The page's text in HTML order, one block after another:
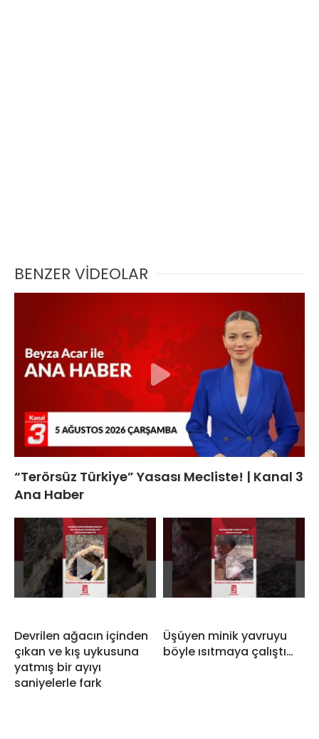
BENZER VİDEOLAR
“Terörsüz Türkiye” Yasası Mecliste! | Kanal 3
Ana Haber
Devrilen ağacın içinden
çıkan ve kış uykusuna
yatmış bir ayıyı
saniyelerle fark
Üşüyen minik yavruyu
böyle ısıtmaya çalıştı…